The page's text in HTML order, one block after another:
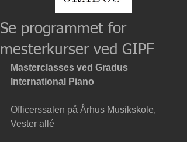
Se programmet for
mesterkurser ved GIPF
Masterclasses ved Gradus
International Piano
Officerssalen på Århus Musikskole,
Vester allé